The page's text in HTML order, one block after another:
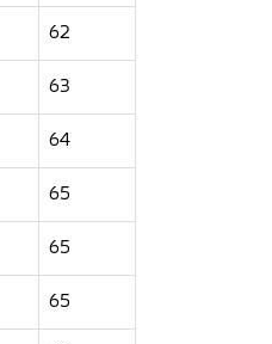
62
63
64
65
65
65